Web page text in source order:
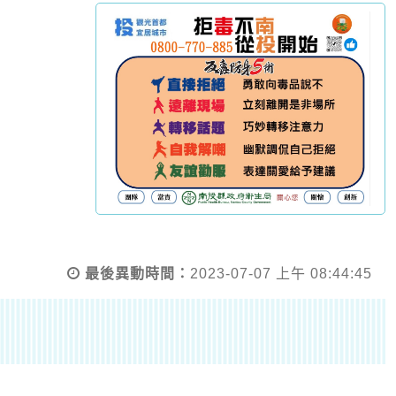
最後異動時間： 2023-07-07 上午 08:44:45